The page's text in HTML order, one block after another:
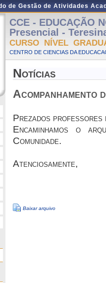
de Gestão de Atividades
CCE - EDUCAÇÃO
Presencial -
CURSO NÍVEL
CENTRO DE CIENCIAS DA
Notícias
Acompanhamento
Prezados professores
Encaminhamos o
Comunidade.
Atenciosamente,
Baixar arquivo